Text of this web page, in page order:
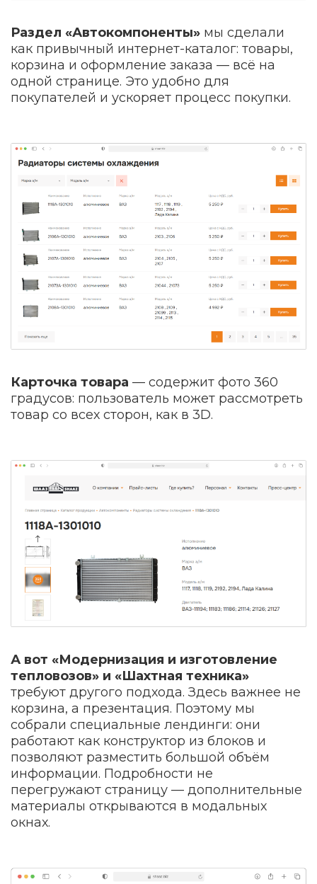
Раздел «Автокомпоненты» мы сделали
как привычный интернет-каталог: товары,
корзина и оформление заказа — всё на
одной странице. Это удобно для
покупателей и ускоряет процесс покупки.
Карточка товара — содержит фото 360
градусов: пользователь может рассмотреть
товар со всех сторон, как в 3D.
А вот «Модернизация и изготовление
тепловозов» и «Шахтная техника»
требуют другого подхода. Здесь важнее не
корзина, а презентация. Поэтому мы
собрали специальные лендинги: они
работают как конструктор из блоков и
позволяют разместить большой объём
информации. Подробности не
перегружают страницу — дополнительные
материалы открываются в модальных
окнах.